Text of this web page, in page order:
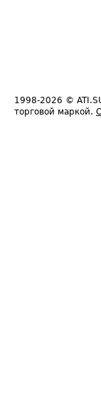
1998-2026 ©
торговой маркой.